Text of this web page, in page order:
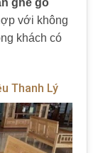
ghế gỗ
với không
khách có
Thanh Lý